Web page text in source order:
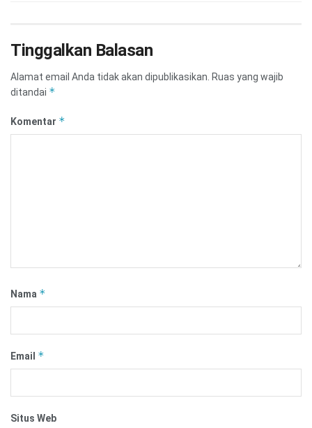
Tinggalkan Balasan
Alamat email Anda tidak akan dipublikasikan. Ruas yang wajib
ditandai *
Komentar *
Nama *
Email *
Situs Web